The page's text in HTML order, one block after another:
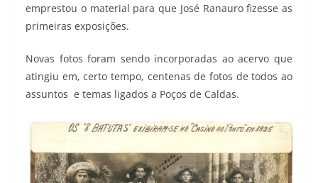
emprestou o material para que José Ranauro fizesse as
primeiras exposições.
Novas fotos foram sendo incorporadas ao acervo que
atingiu em, certo tempo, centenas de fotos de todos ao
assuntos e temas ligados a Poços de Caldas.